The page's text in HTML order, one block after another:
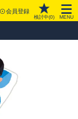
会員登録
検討中(0) MENU